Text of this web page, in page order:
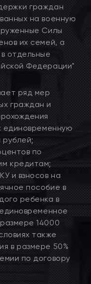
граждан
на военную
Силы
их семей, а
отдельные
Федерации"
ряд мер
граждан и
единовременную
рублей;
по
кредитам;
и взносов на
пособие в
ребенка в
14000
также
в размере 50%
по договору